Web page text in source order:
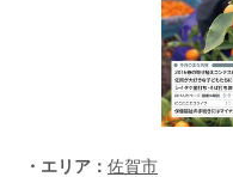
・エリア： 佐賀市
↓↓ ebooks専用本棚 ↓↓